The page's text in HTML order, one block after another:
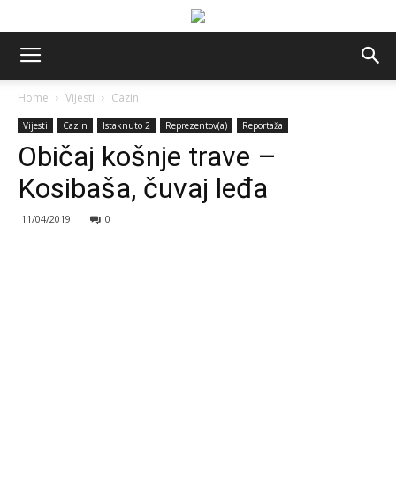
Home Vijesti Cazin
Vijesti Cazin Istaknuto 2 Reprezentov(a) Reportaža
Običaj košnje trave –
Kosibaša, čuvaj leđa
11/04/2019 0